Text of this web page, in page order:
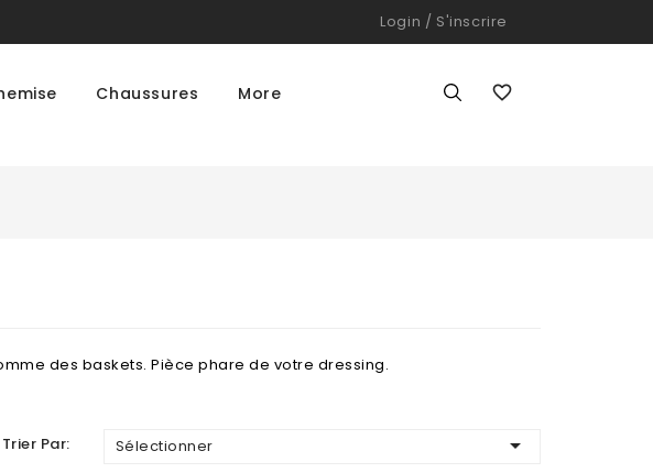
Login / S'inscrire

Chaussures More
des baskets. Pièce phare de votre dressing.
Trier Par: Sélectionner 